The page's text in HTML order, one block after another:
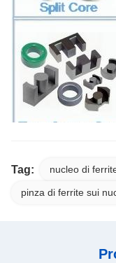
Tag: nucleo di
pinza di ferrite sui